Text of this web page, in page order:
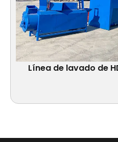
Línea de lavado de